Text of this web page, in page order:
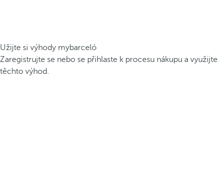
Užijte si výhody mybarceló
Zaregistrujte se nebo se přihlaste k procesu nákupu a využijte
těchto výhod.